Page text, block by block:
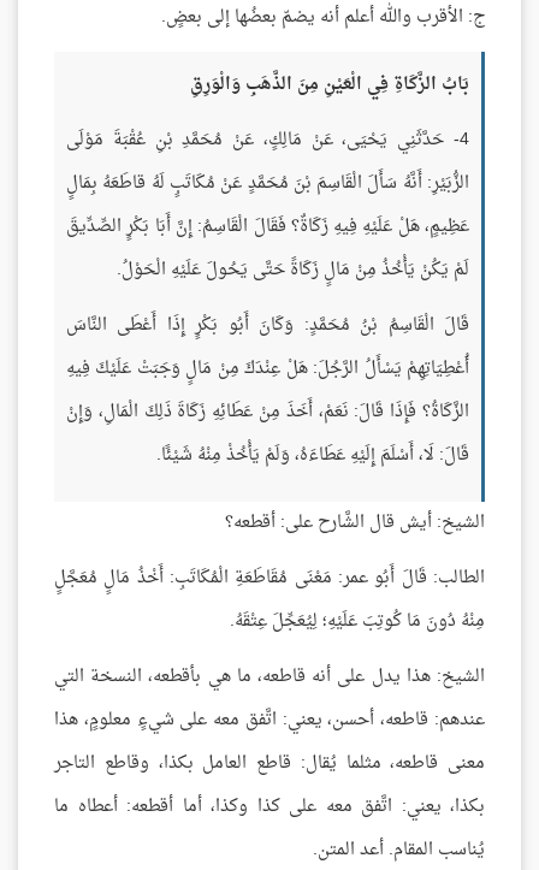
ج: الأقرب والله أعلم أنه يضمّ بعضُها إلى بعضٍ.
بَابُ الزَّكَاةِ فِي الْعَيْنِ مِنَ الذَّهَبِ وَالْوَرِقِ
4- حَدَّثَنِي يَحْيَى، عَنْ مَالِكٍ، عَنْ مُحَمَّدِ بْنِ عُقْبَةَ مَوْلَى
الزُّبَيْرِ: أَنَّهُ سَأَلَ الْقَاسِمَ بْنَ مُحَمَّدٍ عَنْ مُكَاتَبٍ لَهُ قاطَعَهُ بِمَالٍ
عَظِيمٍ، هَلْ عَلَيْهِ فِيهِ زَكَاةٌ؟ فَقَالَ الْقَاسِمُ: إِنَّ أَبَا بَكْرٍ الصِّدِّيقَ
لَمْ يَكُنْ يَأْخُذُ مِنْ مَالٍ زَكَاةً حَتَّى يَحُولَ عَلَيْهِ الْحَوْلُ.
قَالَ الْقَاسِمُ بْنُ مُحَمَّدٍ: وَكَانَ أَبُو بَكْرٍ إِذَا أَعْطَى النَّاسَ
أُعْطِيَاتِهِمْ يَسْأَلُ الرَّجُلَ: هَلْ عِنْدَكَ مِنْ مَالٍ وَجَبَتْ عَلَيْكَ فِيهِ
الزَّكَاةُ؟ فَإِذَا قَالَ: نَعَمْ، أَخَذَ مِنْ عَطَائِهِ زَكَاةَ ذَلِكَ الْمَالِ، وَإِنْ
قَالَ: لَا، أَسْلَمَ إِلَيْهِ عَطَاءَهُ، وَلَمْ يَأْخُذْ مِنْهُ شَيْئًا.
الشيخ: أيش قال الشَّارح على: أقطعه؟
الطالب: قَالَ أَبُو عمر: مَعْنَى مُقَاطَعَةِ الْمُكَاتَبِ: أَخْذُ مَالٍ مُعَجَّلٍ
مِنْهُ دُونَ مَا كُوتِبَ عَلَيْهِ؛ لِيُعَجِّلَ عِتْقَهُ.
الشيخ: هذا يدل على أنه قاطعه، ما هي بأقطعه، النسخة التي
عندهم: قاطعه، أحسن، يعني: اتَّفق معه على شيءٍ معلومٍ، هذا
معنى قاطعه، مثلما يُقال: قاطع العامل بكذا، وقاطع التاجر
بكذا، يعني: اتَّفق معه على كذا وكذا، أما أقطعه: أعطاه ما
يُناسب المقام. أعد المتن.